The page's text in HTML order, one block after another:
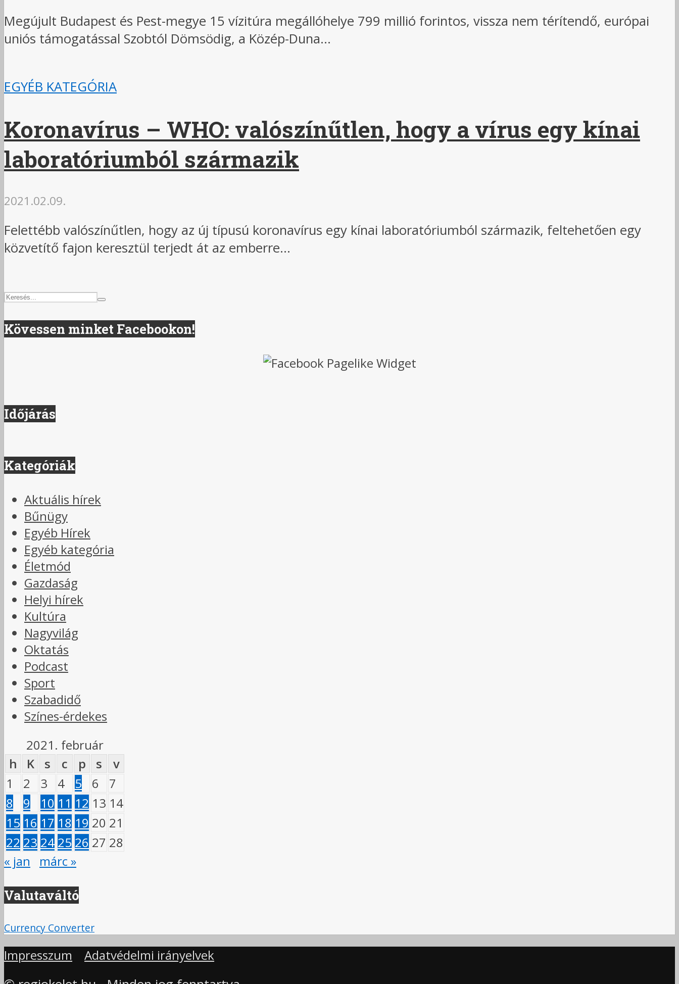
Megújult Budapest és Pest-megye 15 vízitúra megállóhelye 799 millió forintos, vissza nem térítendő, európai
uniós támogatással Szobtól Dömsödig, a Közép-Duna...
EGYÉB KATEGÓRIA
Koronavírus – WHO: valószínűtlen, hogy a vírus egy kínai
laboratóriumból származik
2021.02.09.
Felettébb valószínűtlen, hogy az új típusú koronavírus egy kínai laboratóriumból származik, feltehetően egy
közvetítő fajon keresztül terjedt át az emberre...
Kövessen minket Facebookon!
Időjárás
Kategóriák
Aktuális hírek
Bűnügy
Egyéb Hírek
Egyéb kategória
Életmód
Gazdaság
Helyi hírek
Kultúra
Nagyvilág
Oktatás
Podcast
Sport
Szabadidő
Színes-érdekes
2021. február
h
K s c p s
v
1
2 3 4 5 6
7
8
9 10 11 12 13 14
15 16 17 18 19 20 21
22 23 24 25 26 27 28
« jan
márc »
Valutaváltó
Currency Converter
Impresszum Adatvédelmi irányelvek